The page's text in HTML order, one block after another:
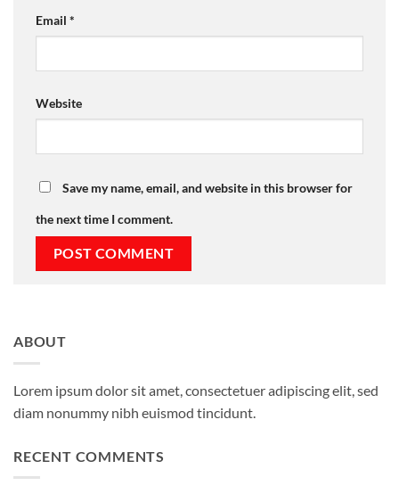
Email *
Website
Save my name, email, and website in this browser for
the next time I comment.
ABOUT
Lorem ipsum dolor sit amet, consectetuer adipiscing elit, sed
diam nonummy nibh euismod tincidunt.
RECENT COMMENTS